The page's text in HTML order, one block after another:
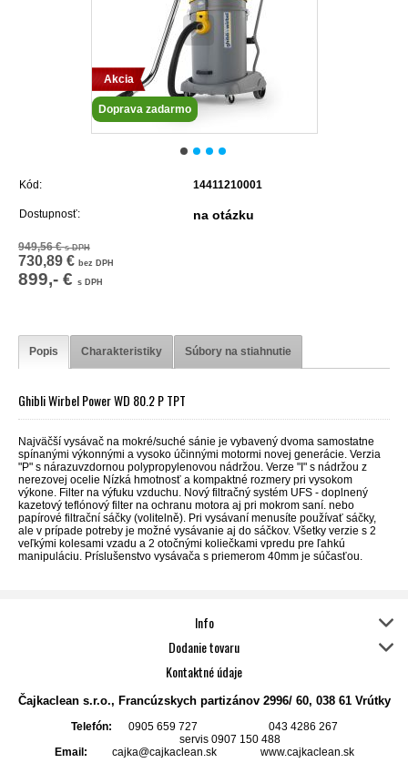
Akcia
Doprava zadarmo
Kód: 14411210001
Dostupnosť: na otázku
949,56 €s DPH
730,89 € bez DPH
899,- € s DPH
Popis Charakteristiky Súbory na stiahnutie
Ghibli Wirbel Power WD 80.2 P TPT
Najväčší vysávač na mokré/suché sánie je vybavený dvoma samostatne
spínanými výkonnými a vysoko účinnými motormi novej generácie. Verzia
"P" s nárazuvzdornou polypropylenovou nádržou. Verze "I" s nádržou z
nerezovej ocelie Nízká hmotnosť a kompaktné rozmery pri vysokom
výkone. Filter na výfuku vzduchu. Nový filtračný systém UFS - doplnený
kazetový teflónový filter na ochranu motora aj pri mokrom saní. nebo
papírové filtrační sáčky (volitelně). Pri vysávaní menusíte používať sáčky,
ale v prípade potreby je možné vysávanie aj do sáčkov. Všetky verzie s 2
veľkými kolesami vzadu a 2 otočnými koliečkami vpredu pre ľahkú
manipuláciu. Príslušenstvo vysávača s priemerom 40mm je súčasťou.
Info
Dodanie tovaru
Kontaktné údaje
Čajkaclean s.r.o., Francúzskych partizánov 2996/ 60, 038 61 Vrútky
Telefón: 0905 659 727 043 4286 267
servis 0907 150 488
Email: cajka@cajkaclean.sk www.cajkaclean.sk